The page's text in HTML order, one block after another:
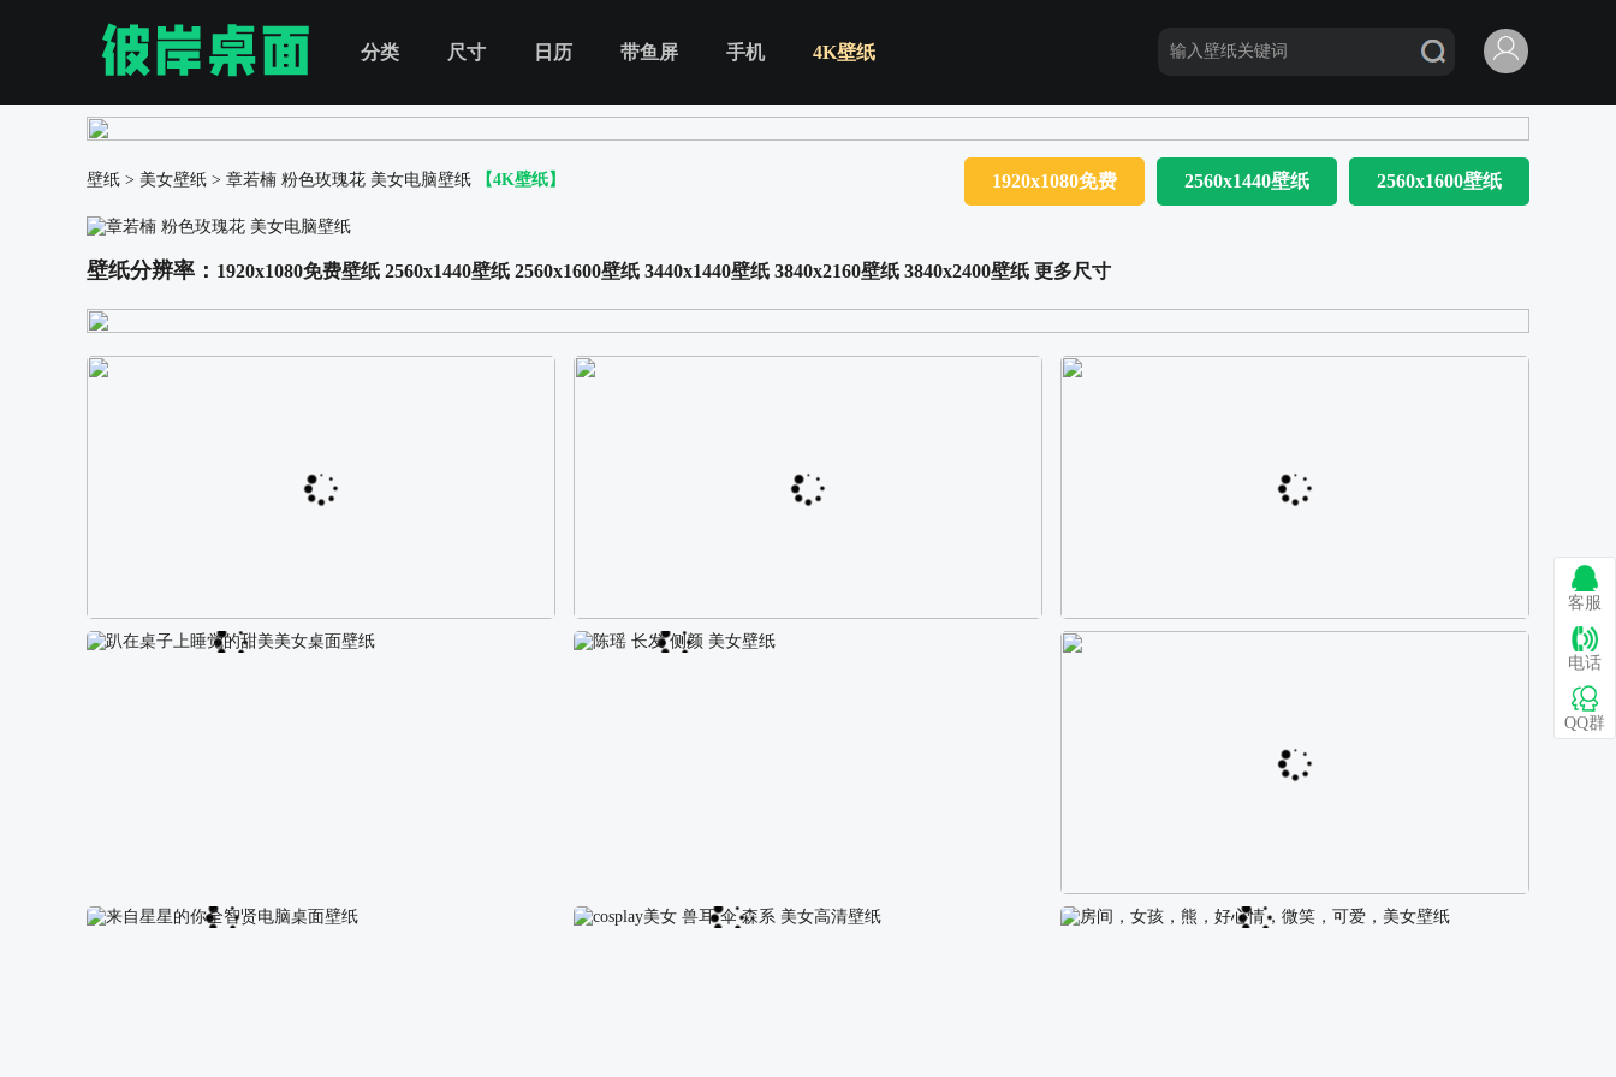
分类 尺寸 日历 带鱼屏 手机 4K壁纸
壁纸 > 美女壁纸 > 章若楠 粉色玫瑰花 美女电脑壁纸 【4K壁纸】 1920x1080免费 2560x1440壁纸 2560x1600壁纸
壁纸分辨率： 1920x1080免费壁纸 2560x1440壁纸 2560x1600壁纸 3440x1440壁纸 3840x2160壁纸 3840x2400壁纸 更多尺寸
阿尔卑斯山区自然风景壁纸 校园长发可爱美女4K电脑壁纸 巴图 古风白衣女孩骑马壁纸
趴在桌子上睡觉的甜美美女桌面壁纸 陈瑶 长发 侧颜 美女壁纸
客服
电话
QQ群